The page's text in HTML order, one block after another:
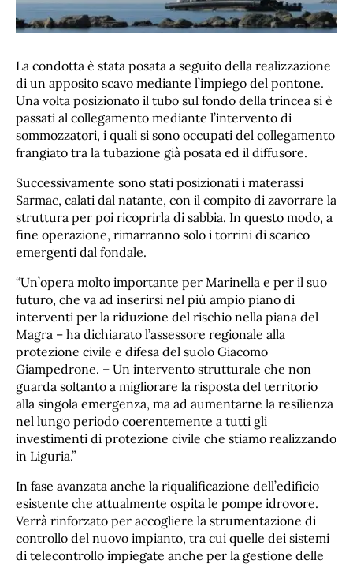
La condotta è stata posata a seguito della realizzazione
di un apposito scavo mediante l’impiego del pontone.
Una volta posizionato il tubo sul fondo della trincea si è
passati al collegamento mediante l’intervento di
sommozzatori, i quali si sono occupati del collegamento
frangiato tra la tubazione già posata ed il diffusore.
Successivamente sono stati posizionati i materassi
Sarmac, calati dal natante, con il compito di zavorrare la
struttura per poi ricoprirla di sabbia. In questo modo, a
fine operazione, rimarranno solo i torrini di scarico
emergenti dal fondale.
“Un’opera molto importante per Marinella e per il suo
futuro, che va ad inserirsi nel più ampio piano di
interventi per la riduzione del rischio nella piana del
Magra – ha dichiarato l’assessore regionale alla
protezione civile e difesa del suolo Giacomo
Giampedrone. – Un intervento strutturale che non
guarda soltanto a migliorare la risposta del territorio
alla singola emergenza, ma ad aumentarne la resilienza
nel lungo periodo coerentemente a tutti gli
investimenti di protezione civile che stiamo realizzando
in Liguria.”
In fase avanzata anche la riqualificazione dell’edificio
esistente che attualmente ospita le pompe idrovore.
Verrà rinforzato per accogliere la strumentazione di
controllo del nuovo impianto, tra cui quelle dei sistemi
di telecontrollo impiegate anche per la gestione delle